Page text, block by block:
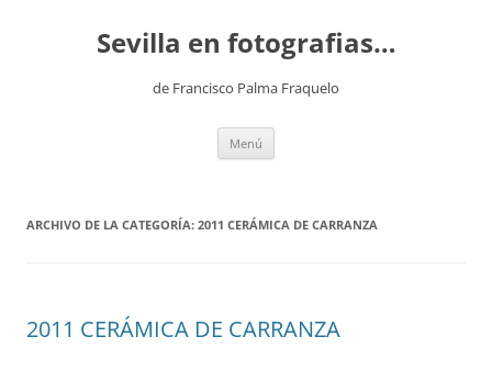
contenidoSevilla en fotografias…
de Francisco Palma Fraquelo
Menú
ARCHIVO DE LA CATEGORÍA: 2011 CERÁMICA DE CARRANZA
2011 CERÁMICA DE CARRANZA